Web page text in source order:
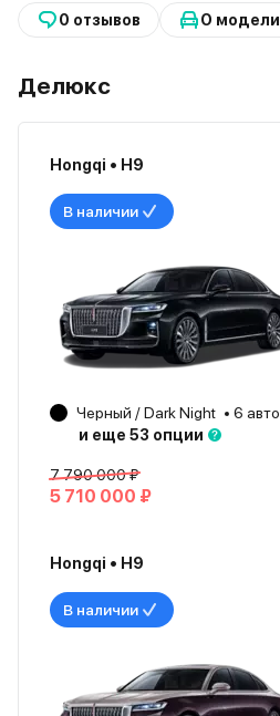
0 отзывов О модели
Делюкс
Hongqi • H9
В наличии
Черный / Dark Night 6 авто
и еще 53 опции
7 790 000 ₽
5 710 000 ₽
Hongqi • H9
В наличии